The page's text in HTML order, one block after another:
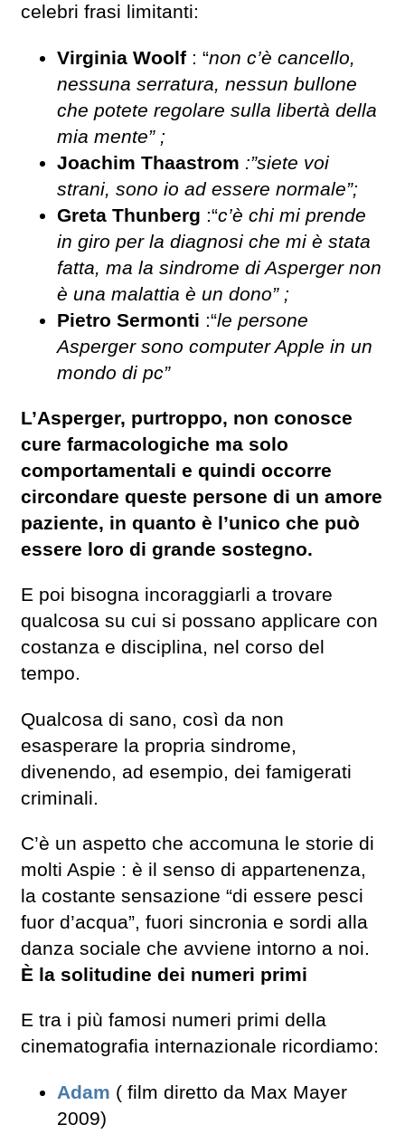
celebri frasi limitanti:
Virginia Woolf : “non c’è cancello,
nessuna serratura, nessun bullone
che potete regolare sulla libertà della
mia mente” ;
Joachim Thaastrom :”siete voi
strani, sono io ad essere normale”;
Greta Thunberg :“c’è chi mi prende
in giro per la diagnosi che mi è stata
fatta, ma la sindrome di Asperger non
è una malattia è un dono” ;
Pietro Sermonti :“le persone
Asperger sono computer Apple in un
mondo di pc”
L’Asperger, purtroppo, non conosce
cure farmacologiche ma solo
comportamentali e quindi occorre
circondare queste persone di un amore
paziente, in quanto è l’unico che può
essere loro di grande sostegno.
E poi bisogna incoraggiarli a trovare
qualcosa su cui si possano applicare con
costanza e disciplina, nel corso del
tempo.
Qualcosa di sano, così da non
esasperare la propria sindrome,
divenendo, ad esempio, dei famigerati
criminali.
C’è un aspetto che accomuna le storie di
molti Aspie : è il senso di appartenenza,
la costante sensazione “di essere pesci
fuor d’acqua”, fuori sincronia e sordi alla
danza sociale che avviene intorno a noi.
È la solitudine dei numeri primi
E tra i più famosi numeri primi della
cinematografia internazionale ricordiamo:
Adam ( film diretto da Max Mayer
2009)